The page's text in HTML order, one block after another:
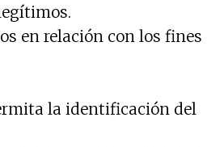
en relación con los fines
la identificación del